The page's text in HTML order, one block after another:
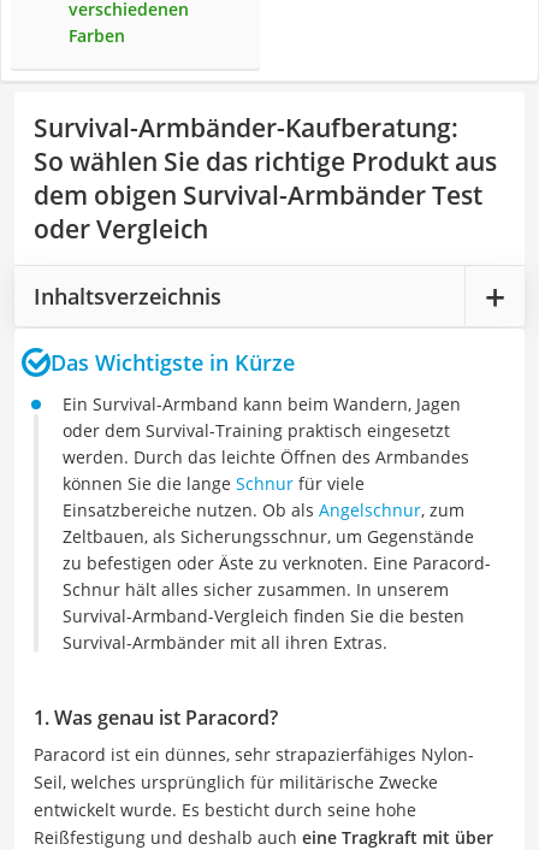
verschiedenen
Farben
Survival-Armbänder-Kaufberatung:
So wählen Sie das richtige Produkt aus
dem obigen Survival-Armbänder Test
oder Vergleich
Inhaltsverzeichnis
Das Wichtigste in Kürze
Ein Survival-Armband kann beim Wandern, Jagen
oder dem Survival-Training praktisch eingesetzt
werden. Durch das leichte Öffnen des Armbandes
können Sie die lange Schnur für viele
Einsatzbereiche nutzen. Ob als Angelschnur, zum
Zeltbauen, als Sicherungsschnur, um Gegenstände
zu befestigen oder Äste zu verknoten. Eine Paracord-
Schnur hält alles sicher zusammen. In unserem
Survival-Armband-Vergleich finden Sie die besten
Survival-Armbänder mit all ihren Extras.
1. Was genau ist Paracord?
Paracord ist ein dünnes, sehr strapazierfähiges Nylon-
Seil, welches ursprünglich für militärische Zwecke
entwickelt wurde. Es besticht durch seine hohe
Reißfestigung und deshalb auch eine Tragkraft mit über